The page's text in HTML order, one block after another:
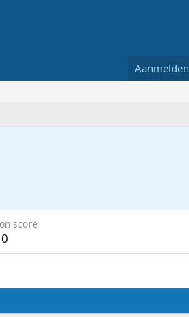
Aanmelden
score
0